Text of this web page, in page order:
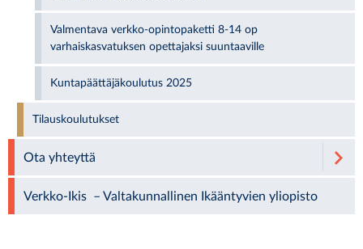
Valmentava verkko-opintopaketti 8-14 op
varhaiskasvatuksen opettajaksi suuntaaville
Kuntapäättäjäkoulutus 2025
Tilauskoulutukset
Ota yhteyttä
Verkko-Ikis – Valtakunnallinen Ikääntyvien yliopisto